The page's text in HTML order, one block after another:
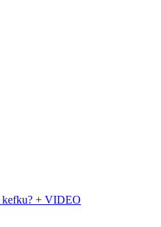
kefku? + VIDEO